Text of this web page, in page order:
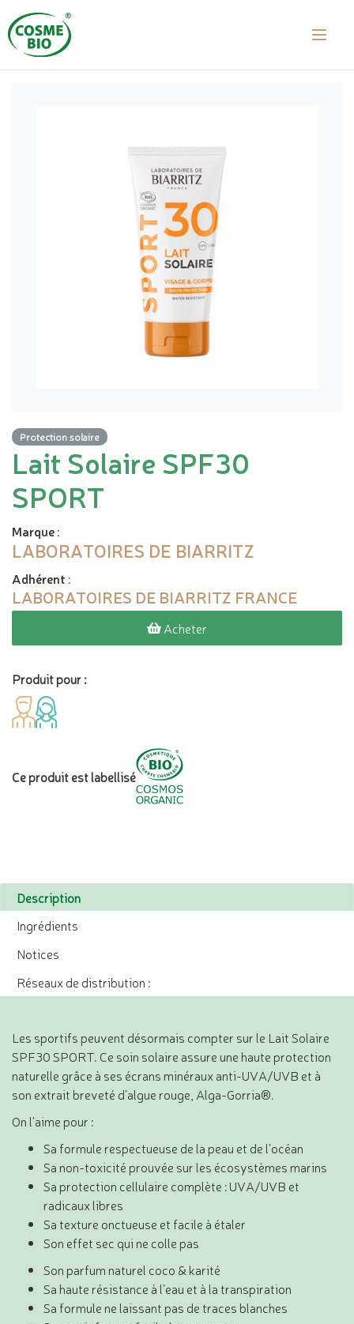
Protection solaire
Lait Solaire SPF30
SPORT
Marque:
LABORATOIRES DE BIARRITZ
Adhérent :
LABORATOIRES DE BIARRITZ FRANCE
Acheter
Produit pour :
Ce produit est labellisé
Description
Ingrédients
Notices
Réseaux de distribution :
Les sportifs peuvent désormais compter sur le Lait Solaire
SPF30 SPORT. Ce soin solaire assure une haute protection
naturelle grâce à ses écrans minéraux anti-UVA/UVB et à
son extrait breveté d’algue rouge, Alga-Gorria®.
On l'aime pour :
Sa formule respectueuse de la peau et de l'océan
Sa non-toxicité prouvée sur les écosystèmes marins
Sa protection cellulaire complète : UVA/UVB et
radicaux libres
Sa texture onctueuse et facile à étaler
Son effet sec qui ne colle pas
Son parfum naturel coco & karité
Sa haute résistance à l’eau et à la transpiration
Sa formule ne laissant pas de traces blanches